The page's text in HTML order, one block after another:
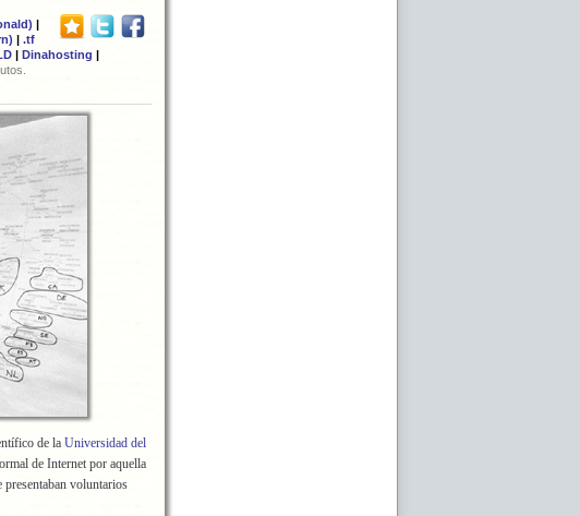
|
| .tf
| Dinahosting |
de la Universidad del
de Internet por aquella
presentaban voluntarios